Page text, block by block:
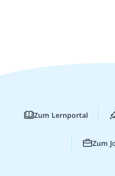
Zum Lernportal
Zum